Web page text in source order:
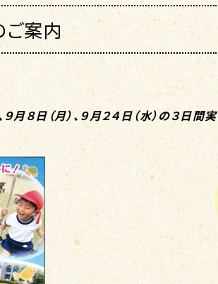
ご案内
９月８日（月）、 ９月２４日（水）の３日間実